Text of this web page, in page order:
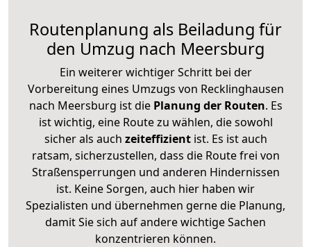
Routenplanung als Beiladung für
den Umzug nach Meersburg
Ein weiterer wichtiger Schritt bei der
Vorbereitung eines Umzugs von Recklinghausen
nach Meersburg ist diePlanung der Routen. Es
ist wichtig, eine Route zu wählen, die sowohl
sicher als auch zeiteffizientist. Es ist auch
ratsam, sicherzustellen, dass die Route frei von
Straßensperrungen und anderen Hindernissen
ist. Keine Sorgen, auch hier haben wir
Spezialisten und übernehmen gerne die Planung,
damit Sie sich auf andere wichtige Sachen
konzentrieren können.